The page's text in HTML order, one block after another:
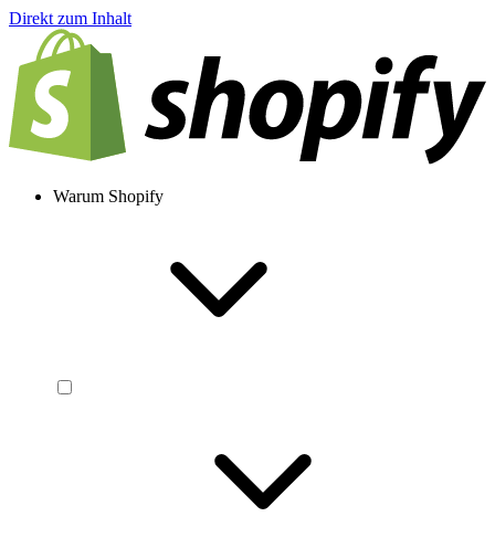
Direkt zum Inhalt
Warum Shopify